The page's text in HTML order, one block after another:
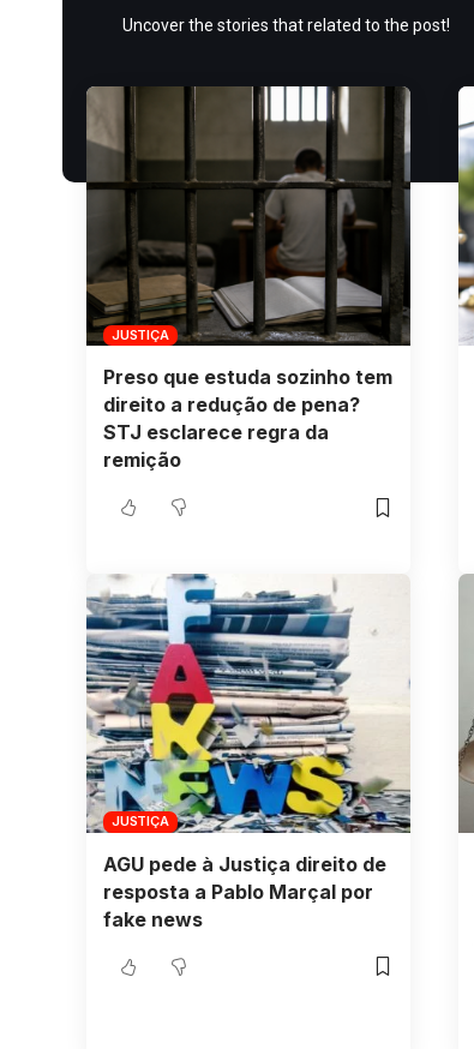
Uncover the stories that related to the post!
JUSTIÇA
Preso que estuda sozinho tem
direito a redução de pena?
STJ esclarece regra da
remição
JUSTIÇA
AGU pede à Justiça direito de
resposta a Pablo Marçal por
fake news